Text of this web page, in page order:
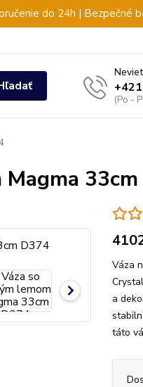
do 24h | Bezpečné
(Po -
Váza
a
táto